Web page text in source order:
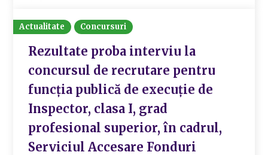
Actualitate Concursuri
Rezultate proba interviu la
concursul de recrutare pentru
funcția publică de execuție de
Inspector, clasa I, grad
profesional superior, în cadrul,
Serviciul Accesare Fonduri